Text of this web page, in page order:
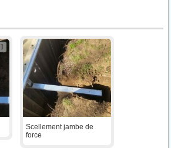
1
Scellement jambe de
force